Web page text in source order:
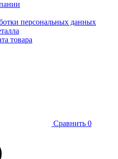
персональных данных
товара
Сравнить 0